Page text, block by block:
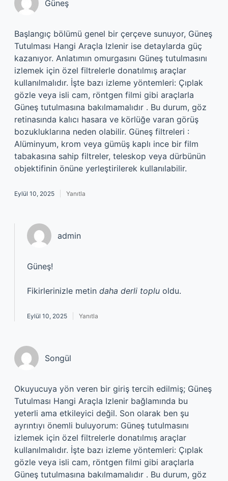
Güneş
Başlangıç bölümü genel bir çerçeve sunuyor, Güneş
Tutulması Hangi Araçla Izlenir ise detaylarda güç
kazanıyor. Anlatımın omurgasını Güneş tutulmasını
izlemek için özel filtrelerle donatılmış araçlar
kullanılmalıdır. İşte bazı izleme yöntemleri: Çıplak
gözle veya isli cam, röntgen filmi gibi araçlarla
Güneş tutulmasına bakılmamalıdır . Bu durum, göz
retinasında kalıcı hasara ve körlüğe varan görüş
bozukluklarına neden olabilir. Güneş filtreleri :
Alüminyum, krom veya gümüş kaplı ince bir film
tabakasına sahip filtreler, teleskop veya dürbünün
objektifinin önüne yerleştirilerek kullanılabilir.
Eylül 10, 2025 Yanıtla
admin
Güneş!
Fikirlerinizle metin daha derli toplu oldu.
Eylül 10, 2025 Yanıtla
Songül
Okuyucuya yön veren bir giriş tercih edilmiş; Güneş
Tutulması Hangi Araçla Izlenir bağlamında bu
yeterli ama etkileyici değil. Son olarak ben şu
ayrıntıyı önemli buluyorum: Güneş tutulmasını
izlemek için özel filtrelerle donatılmış araçlar
kullanılmalıdır. İşte bazı izleme yöntemleri: Çıplak
gözle veya isli cam, röntgen filmi gibi araçlarla
Güneş tutulmasına bakılmamalıdır . Bu durum, göz